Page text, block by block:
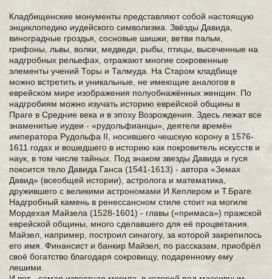
Кладбищенские монументы представляют собой настоящую
энциклопедию иудейского символизма. Звёзды Давида,
виноградные гроздья, сосновые шишки, ветви пальм,
грифоны, львы, волки, медведи, рыбы, птицы, высеченные на
надгробных рельефах, отражают многие сокровенные
элементы учений Торы и Талмуда. На Старом кладбище
можно встретить и уникальные, не имеющие аналогов в
еврейском мире изображения полуобнажённых женщин. По
надгробиям можно изучать историю еврейской общины в
Праге в Средние века и в эпоху Возрождения. Здесь лежат все
знаменитые иудеи - «рудольфианцы», деятели времён
императора Рудольфа II, носившего чешскую корону в 1576-
1611 годах и вошедшего в историю как покровитель искусств и
наук, в том числе тайных. Под знаком звезды Давида и гуся
покоится тело Давида Ганса (1541-1613) - автора «Земах
Давид» (всеобщей истории), астролога и математика,
дружившего с великими астрономами И.Кеплером и Т.Браге.
Надгробный камень в ренессансном стиле стоит на могиле
Мордехая Майзела (1528-1601) - главы («примаса») пражской
еврейской общины, много сделавшего для её процветания.
Майзел, например, построил синагогу, за которой закрепилось
его имя. Финансист и банкир Майзел, по рассказам, приобрёл
своё богатство благодаря сокровищу, подаренному ему
лешими.